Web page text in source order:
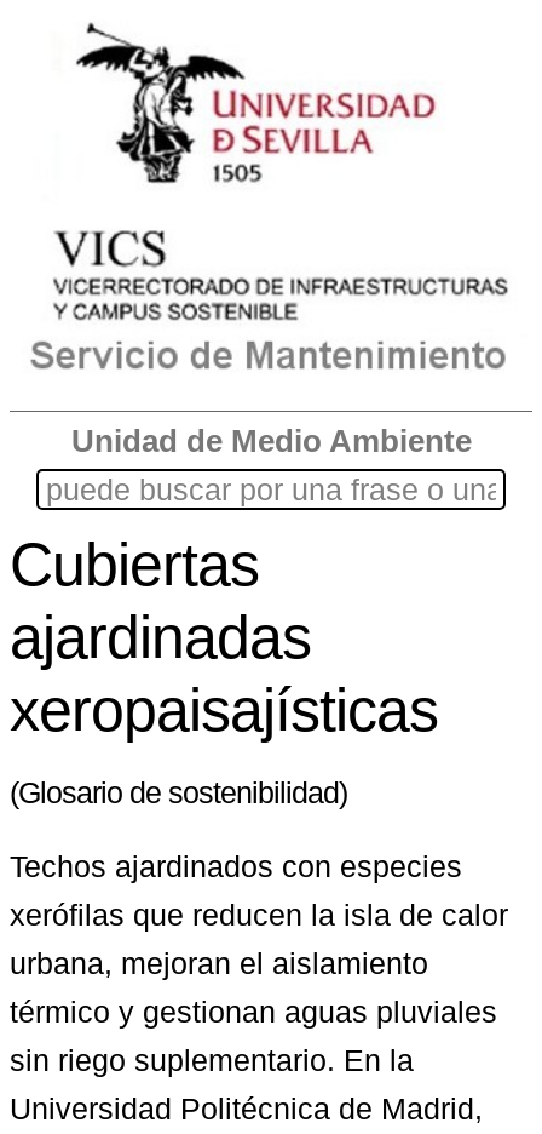
Unidad de Medio Ambiente
Cubiertas
ajardinadas
xeropaisajísticas
(Glosario de sostenibilidad)
Techos ajardinados con especies
xerófilas que reducen la isla de calor
urbana, mejoran el aislamiento
térmico y gestionan aguas pluviales
sin riego suplementario. En la
Universidad Politécnica de Madrid,